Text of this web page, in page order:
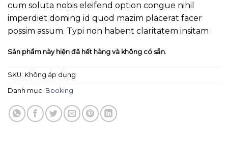
cum soluta nobis eleifend option congue nihil
imperdiet doming id quod mazim placerat facer
possim assum. Typi non habent claritatem insitam
Sản phẩm này hiện đã hết hàng và không có sẵn.
SKU: Không áp dụng
Danh mục: Booking